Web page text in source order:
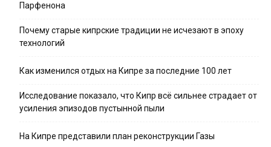
Парфенона
Почему старые кипрские традиции не исчезают в эпоху
технологий
Как изменился отдых на Кипре за последние 100 лет
Исследование показало, что Кипр всё сильнее страдает от
усиления эпизодов пустынной пыли
На Кипре представили план реконструкции Газы